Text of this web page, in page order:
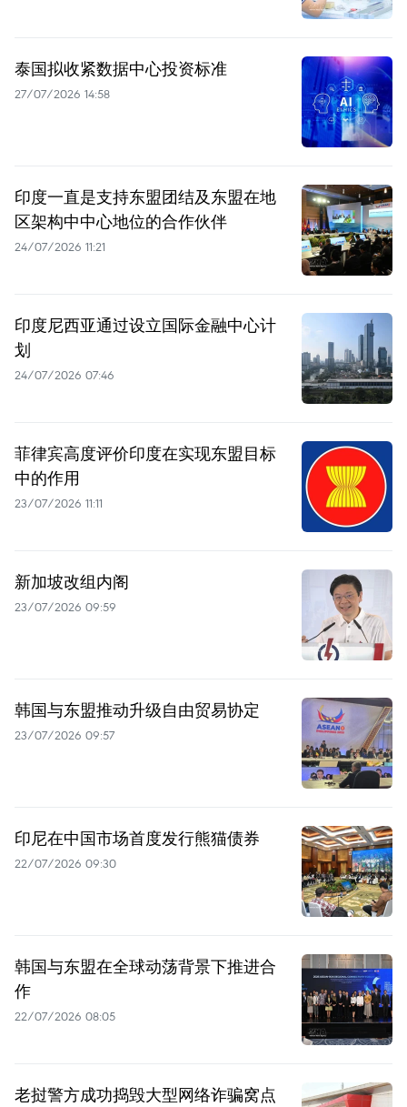
泰国拟收紧数据中心投资标准
27/07/2026 14:58
印度一直是支持东盟团结及东盟在地
区架构中中心地位的合作伙伴
24/07/2026 11:21
印度尼西亚通过设立国际金融中心计
划
24/07/2026 07:46
菲律宾高度评价印度在实现东盟目标
中的作用
23/07/2026 11:11
新加坡改组内阁
23/07/2026 09:59
韩国与东盟推动升级自由贸易协定
23/07/2026 09:57
印尼在中国市场首度发行熊猫债券
22/07/2026 09:30
韩国与东盟在全球动荡背景下推进合
作
22/07/2026 08:05
老挝警方成功捣毁大型网络诈骗窝点